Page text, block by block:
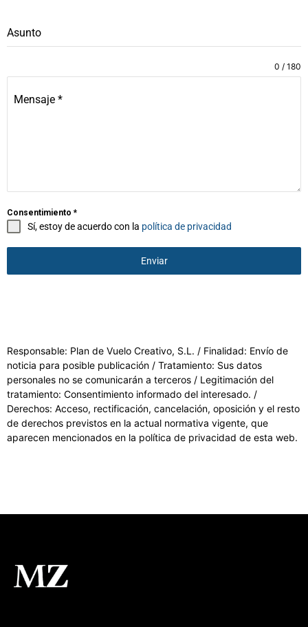
Asunto
Mensaje *
0 / 180
Consentimiento *
Sí, estoy de acuerdo con la política de privacidad
Enviar
Responsable: Plan de Vuelo Creativo, S.L. / Finalidad: Envío de
noticia para posible publicación / Tratamiento: Sus datos
personales no se comunicarán a terceros / Legitimación del
tratamiento: Consentimiento informado del interesado. /
Derechos: Acceso, rectificación, cancelación, oposición y el resto
de derechos previstos en la actual normativa vigente, que
aparecen mencionados en la política de privacidad de esta web.